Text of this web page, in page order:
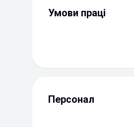
Умови праці
Персонал